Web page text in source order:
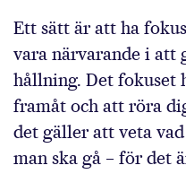
Ett sätt är att ha
vara närvarande i att
hållning. Det fokuset
framåt och att röra
det gäller att veta
man ska gå – för det